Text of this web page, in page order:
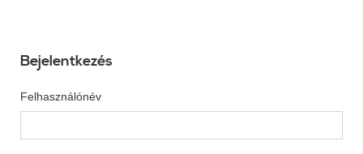
Bejelentkezés
Felhasználónév